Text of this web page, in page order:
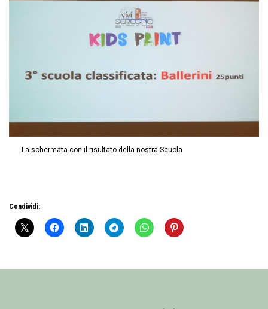
La schermata con il risultato della nostra Scuola
Condividi: